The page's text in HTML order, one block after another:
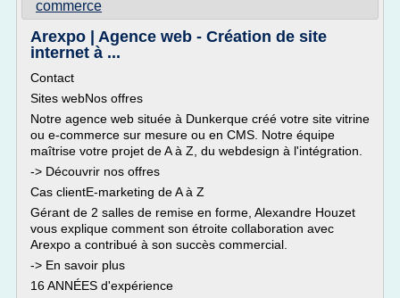
commerce
Arexpo | Agence web - Création de site
internet à ...
Contact
Sites webNos offres
Notre agence web située à Dunkerque créé votre site vitrine
ou e-commerce sur mesure ou en CMS. Notre équipe
maîtrise votre projet de A à Z, du webdesign à l'intégration.
-> Découvrir nos offres
Cas clientE-marketing de A à Z
Gérant de 2 salles de remise en forme, Alexandre Houzet
vous explique comment son étroite collaboration avec
Arexpo a contribué à son succès commercial.
-> En savoir plus
16 ANNÉES d'expérience